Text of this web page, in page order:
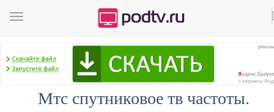
Мтс спутниковое тв частоты.